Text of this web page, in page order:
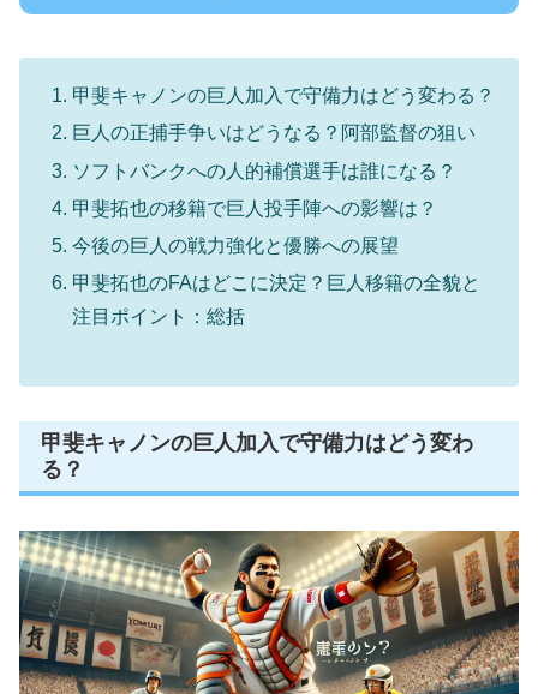
甲斐キャノンの巨人加入で守備力はどう変わる？
巨人の正捕手争いはどうなる？阿部監督の狙い
ソフトバンクへの人的補償選手は誰になる？
甲斐拓也の移籍で巨人投手陣への影響は？
今後の巨人の戦力強化と優勝への展望
甲斐拓也のFAはどこに決定？巨人移籍の全貌と
注目ポイント：総括
甲斐キャノンの巨人加入で守備力はどう変わ
る？